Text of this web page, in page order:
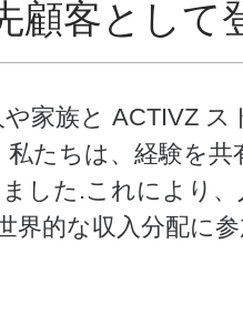
顧客として
家族と ACTIVZ ス
たちは、経験を共
した.これにより
的な収入分配に